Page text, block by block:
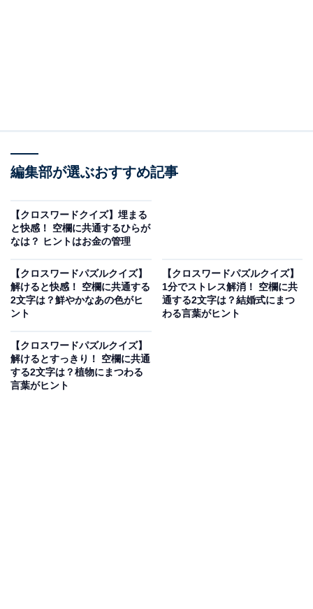
・縦の並び（左）：く ＋ □ ＋ げ
・縦の並び（右）：つ ＋ □ ＋ き
次ページ
編集部が選ぶおすすめ記事
【クロスワードクイズ】埋まる
と快感！ 空欄に共通するひらが
なは？ ヒントはお金の管理
【クロスワードパズルクイズ】
解けると快感！ 空欄に共通する
2文字は？鮮やかなあの色がヒ
ント
【クロスワードパズルクイズ】
1分でストレス解消！ 空欄に共
通する2文字は？結婚式にまつ
わる言葉がヒント
【クロスワードパズルクイズ】
解けるとすっきり！ 空欄に共通
する2文字は？植物にまつわる
言葉がヒント